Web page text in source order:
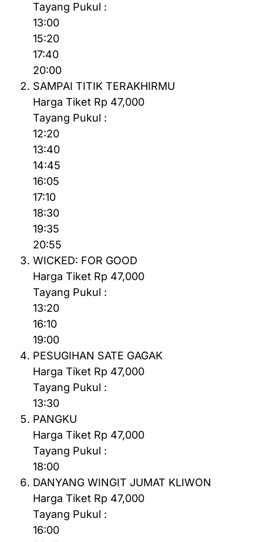
Tayang Pukul :
13:00
15:20
17:40
20:00
SAMPAI TITIK TERAKHIRMU
Harga Tiket Rp 47,000
Tayang Pukul :
12:20
13:40
14:45
16:05
17:10
18:30
19:35
20:55
WICKED: FOR GOOD
Harga Tiket Rp 47,000
Tayang Pukul :
13:20
16:10
19:00
PESUGIHAN SATE GAGAK
Harga Tiket Rp 47,000
Tayang Pukul :
13:30
PANGKU
Harga Tiket Rp 47,000
Tayang Pukul :
18:00
DANYANG WINGIT JUMAT KLIWON
Harga Tiket Rp 47,000
Tayang Pukul :
16:00